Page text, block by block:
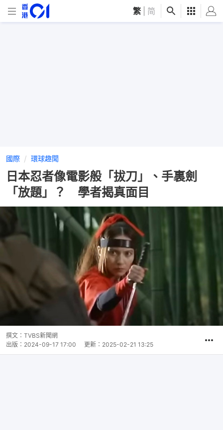
繁 简
國際 環球趣聞
日本忍者像電影般「拔刀」、手裏劍
「放題」？ 學者揭真面目
撰文： TVBS新聞網
出版： 2024-09-17 17:00 更新： 2025-02-21 13:25